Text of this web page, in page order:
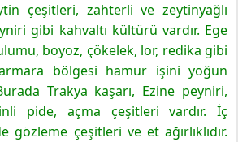
çeşitleri, zahterli ve zeytinyağlı
gibi kahvaltı kültürü vardır. Ege
boyoz, çökelek, lor, redika gibi
bölgesi hamur işini yoğun
Trakya kaşarı, Ezine peyniri,
pide, açma çeşitleri vardır. İç
gözleme çeşitleri ve et ağırlıklıdır.